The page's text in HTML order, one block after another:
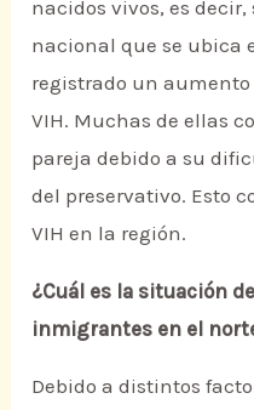
nacidos vivos, es
nacional que se ubica
registrado un
VIH. Muchas de ellas
pareja debido a su
del preservativo. Esto
VIH en la región.
¿Cuál es la situación
inmigrantes en el
Debido a distintos